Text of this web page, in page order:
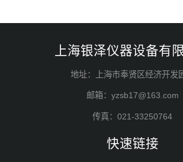
上海银泽仪器设备有
地址：上海市奉贤区经济开发
邮箱：yzsb17@163.com
传真：021-33250764
快速链接